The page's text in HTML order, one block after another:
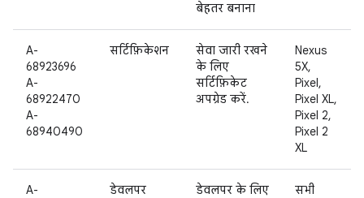
बेहतर बनाना
A-
68923696
A-
68922470
A-
68940490
सर्टिफ़िकेशन
सेवा जारी रखने
के लिए
सर्टिफ़िकेट
अपग्रेड करें.
Nexus
5X,
Pixel,
Pixel XL,
Pixel 2,
Pixel 2
XL
A-
डेवलपर
डेवलपर के लिए
सभी